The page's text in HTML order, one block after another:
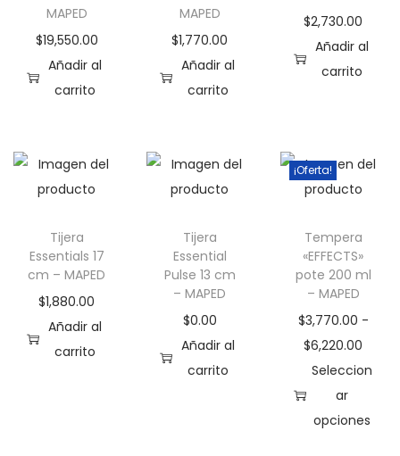
MAPED
$19,550.00
Añadir al
carrito
MAPED
$1,770.00
Añadir al
carrito
$2,730.00
Añadir al
carrito
Tijera
Essentials 17
cm – MAPED
$1,880.00
Añadir al
carrito
Tijera
Essential
Pulse 13 cm
– MAPED
$0.00
Añadir al
carrito
¡Oferta!
Tempera
«EFFECTS»
pote 200 ml
– MAPED
$3,770.00 -
$6,220.00
a
g
Seleccion
ar
opciones